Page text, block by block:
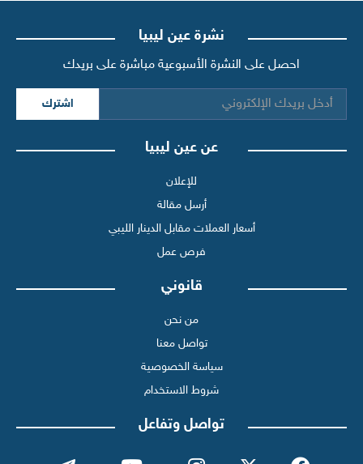
نشرة عين ليبيا
احصل على النشرة الأسبوعية مباشرة على بريدك
اشترك
عن عين ليبيا
للإعلان
أرسل مقالة
أسعار العملات مقابل الدينار الليبي
فرص عمل
قانوني
من نحن
تواصل معنا
سياسة الخصوصية
شروط الاستخدام
تواصل وتفاعل